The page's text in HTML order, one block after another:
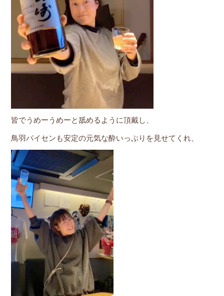
皆でうめーうめーと舐めるように頂戴し、
鳥羽パイセンも安定の元気な酔いっぷりを見せてくれ、